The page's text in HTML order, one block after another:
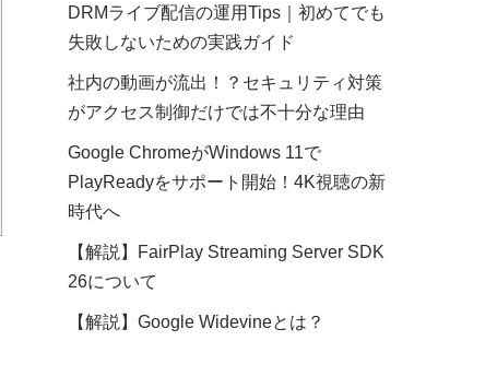
DRMライブ配信の運用Tips｜初めてでも
失敗しないための実践ガイド
社内の動画が流出！？セキュリティ対策
がアクセス制御だけでは不十分な理由
Google ChromeがWindows 11で
PlayReadyをサポート開始！4K視聴の新
時代へ
【解説】FairPlay Streaming Server SDK
26について
【解説】Google Widevineとは？